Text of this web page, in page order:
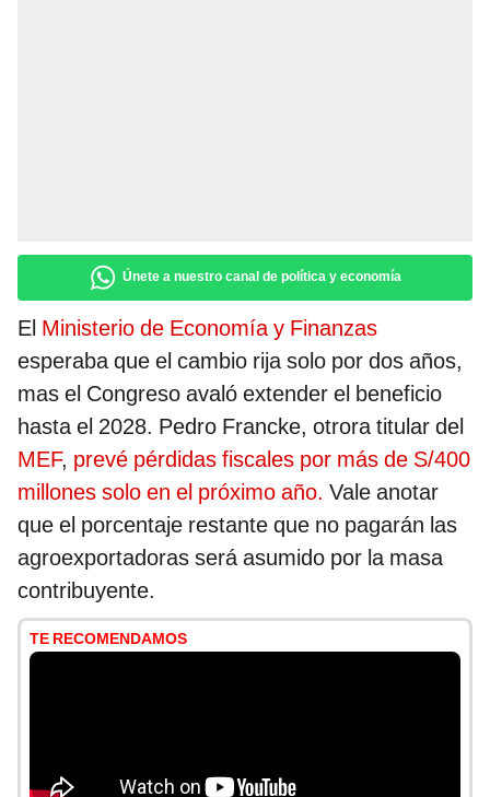
Únete a nuestro canal de política y economía
El Ministerio de Economía y Finanzas
esperaba que el cambio rija solo por dos años,
mas el Congreso avaló extender el beneficio
hasta el 2028. Pedro Francke, otrora titular del
MEF, prevé pérdidas fiscales por más de S/400
millones solo en el próximo año. Vale anotar
que el porcentaje restante que no pagarán las
agroexportadoras será asumido por la masa
contribuyente.
TE RECOMENDAMOS